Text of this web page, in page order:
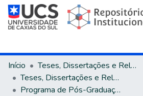
Início
Teses, Dissertações e Relatórios
Teses, Dissertações e Relatórios defendidos na UCS
Programa de Pós-Graduação em Engenharia e Ciência dos Materiais